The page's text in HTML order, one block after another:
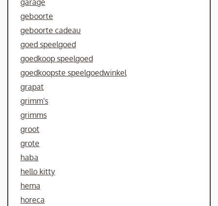
garage
geboorte
geboorte cadeau
goed speelgoed
goedkoop speelgoed
goedkoopste speelgoedwinkel
grapat
grimm's
grimms
groot
grote
haba
hello kitty
hema
horeca